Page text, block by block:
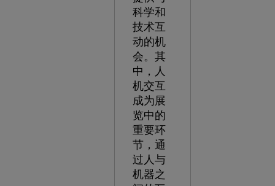
科学和
技术互
动的机
会。其
中，人
机交互
成为展
览中的
重要环
节，通
过人与
机器之